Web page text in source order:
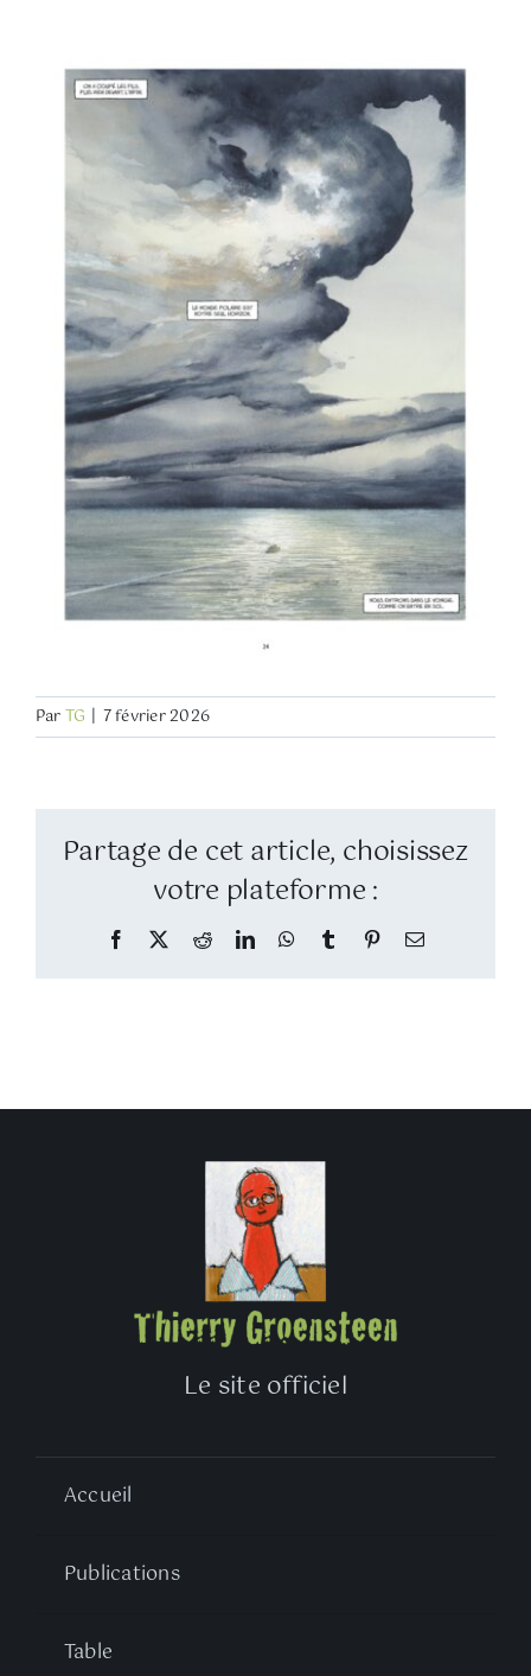
ParTG | 7 février 2026
Partage de cet article, choisissez
votre plateforme :
Facebook
TwitterRedditLinkedInWhatsApp
TumblrPinterestEmail
Le site officiel
Accueil
Publications
Table